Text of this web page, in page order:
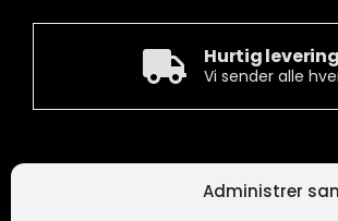
Administrer
Hurtig levering
Vi sender alle
Kontakt